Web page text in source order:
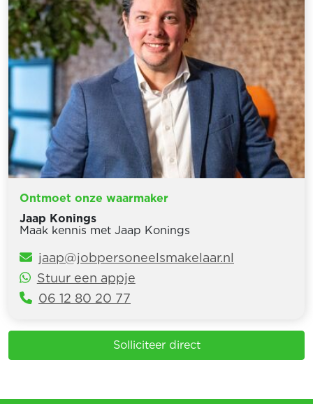
Ontmoet onze waarmaker
Jaap Konings
Maak kennis met Jaap Konings
jaap@jobpersoneelsmakelaar.nl
Stuur een appje
06 12 80 20 77
Solliciteer direct